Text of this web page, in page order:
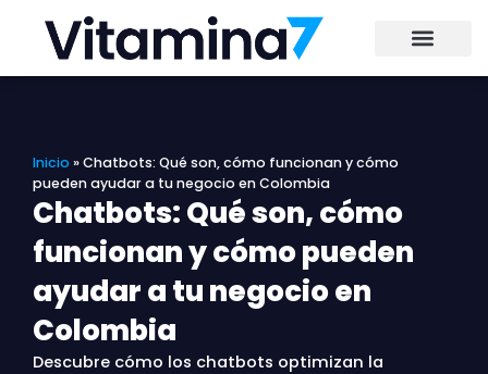
contenido
Inicio »Chatbots: Qué son, cómo funcionan y cómo
pueden ayudar a tu negocio en Colombia
Chatbots: Qué son, cómo
funcionan y cómo pueden
ayudar a tu negocio en
Colombia
Descubre cómo los chatbots optimizan la